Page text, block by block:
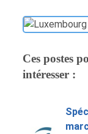
Ces postes
intéresser :